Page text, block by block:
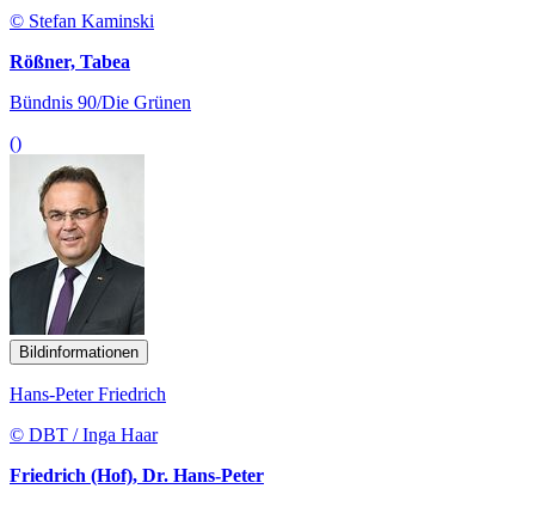
© Stefan Kaminski
Rößner, Tabea
Bündnis 90/Die Grünen
()
Bildinformationen
Hans-Peter Friedrich
© DBT / Inga Haar
Friedrich (Hof), Dr. Hans-Peter